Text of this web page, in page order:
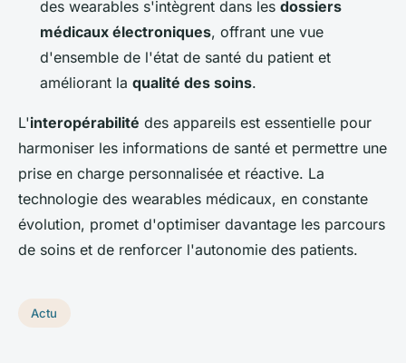
des wearables s'intègrent dans les dossiers
médicaux électroniques, offrant une vue
d'ensemble de l'état de santé du patient et
améliorant la qualité des soins.
L'interopérabilité des appareils est essentielle pour
harmoniser les informations de santé et permettre une
prise en charge personnalisée et réactive. La
technologie des wearables médicaux, en constante
évolution, promet d'optimiser davantage les parcours
de soins et de renforcer l'autonomie des patients.
Actu